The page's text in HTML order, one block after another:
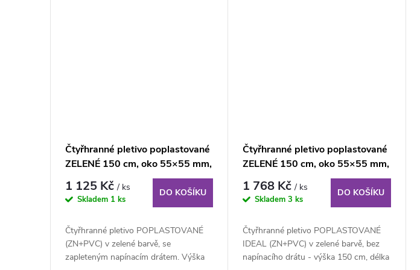
Čtyřhranné pletivo poplastované
ZELENÉ 150 cm, oko 55×55 mm,
role 15 m, s napínacím drátem
1 125 Kč/ ks
Skladem 1 ks
DO KOŠÍKU
Čtyřhranné pletivo POPLASTOVANÉ
(ZN+PVC) v zelené barvě, se
zapleteným napínacím drátem. Výška
Čtyřhranné pletivo poplastované
ZELENÉ 150 cm, oko 55×55 mm,
role 25 m, bez ND
1 768 Kč/ ks
Skladem3 ks
DO KOŠÍKU
Čtyřhranné pletivo POPLASTOVANÉ
IDEAL (ZN+PVC) v zelené barvě, bez
napínacího drátu - výška 150 cm, délka